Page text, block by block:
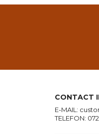
CONTACT
E-MAIL:
TELEFON: